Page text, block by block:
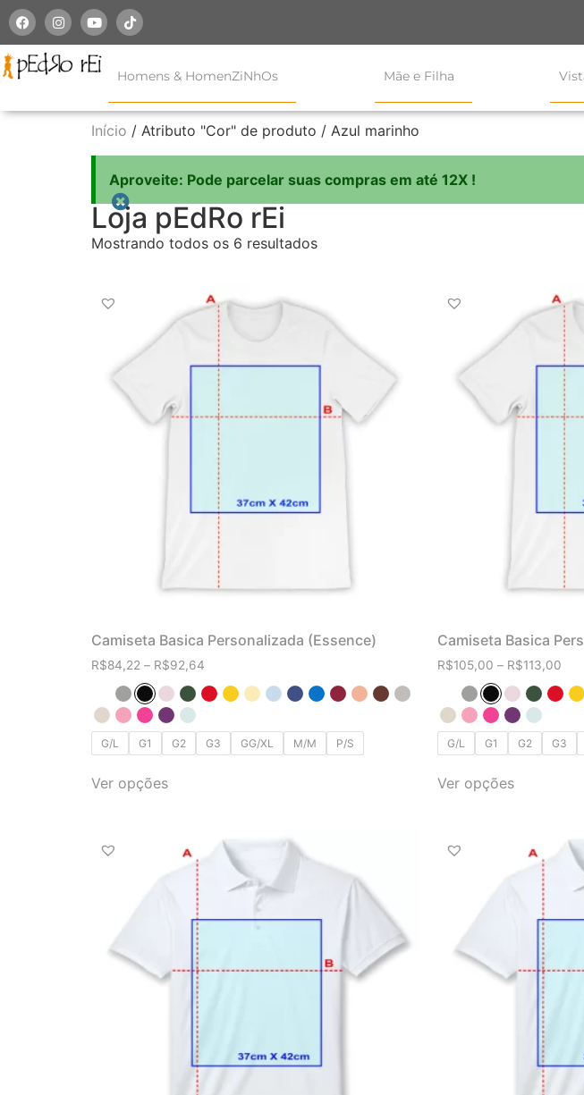
Homens & HomenZiNhOs Mãe e Filha
Início / Atributo "Cor" de produto / Azul marinho
Aproveite: Pode parcelar suas compras em até 12X !
Loja pEdRo rEi
Mostrando todos os 6 resultados
Camiseta Basica Personalizada (Essence)
R$84,22 – R$92,64
G/L G1 G2 G3 GG/XL M/M P/S
Ver opções
Camiseta Basica
R$105,00 – R$113,00
G/L G1 G2 G3
Ver opções